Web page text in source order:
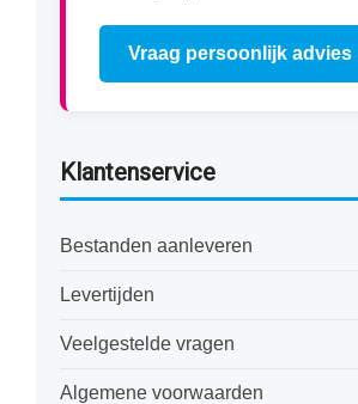
Vraag persoonlijk advies
Klantenservice
Bestanden aanleveren
Levertijden
Veelgestelde vragen
Algemene voorwaarden